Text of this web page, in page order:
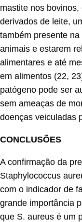
mastite nos
derivados de leite,
também presente
animais e estarem
alimentares e até
em alimentos (22,
patógeno pode ser
sem ameaças de
doenças veiculadas
CONCLUSÕES
A confirmação da
Staphylococcus
com o indicador de
grande importância
que S. aureus é um